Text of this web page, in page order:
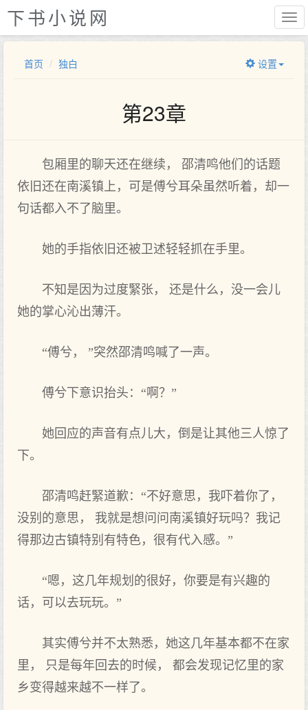
下书小说网
首页 独白 设置
第23章
包厢里的聊天还在继续， 邵清鸣他们的话题
依旧还在南溪镇上，可是傅兮耳朵虽然听着，却一
句话都入不了脑里。
她的手指依旧还被卫述轻轻抓在手里。
不知是因为过度緊张， 还是什么，没一会儿
她的掌心沁出薄汗。
“傅兮， ”突然邵清鸣喊了一声。
傅兮下意识抬头：“啊？”
她回应的声音有点儿大，倒是让其他三人惊了
下。
邵清鸣赶緊道歉：“不好意思，我吓着你了，
没别的意思， 我就是想问问南溪镇好玩吗？我记
得那边古镇特别有特色，很有代入感。”
“嗯，这几年规划的很好，你要是有兴趣的
话，可以去玩玩。”
其实傅兮并不太熟悉，她这几年基本都不在家
里， 只是每年回去的时候， 都会发现记忆里的家
乡变得越来越不一样了。